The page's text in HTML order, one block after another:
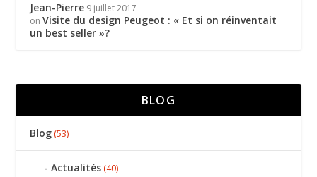
Jean-Pierre 9 juillet 2017
onVisite du design Peugeot : « Et si on réinventait
un best seller »?
BLOG
Blog (53)
Actualités (40)